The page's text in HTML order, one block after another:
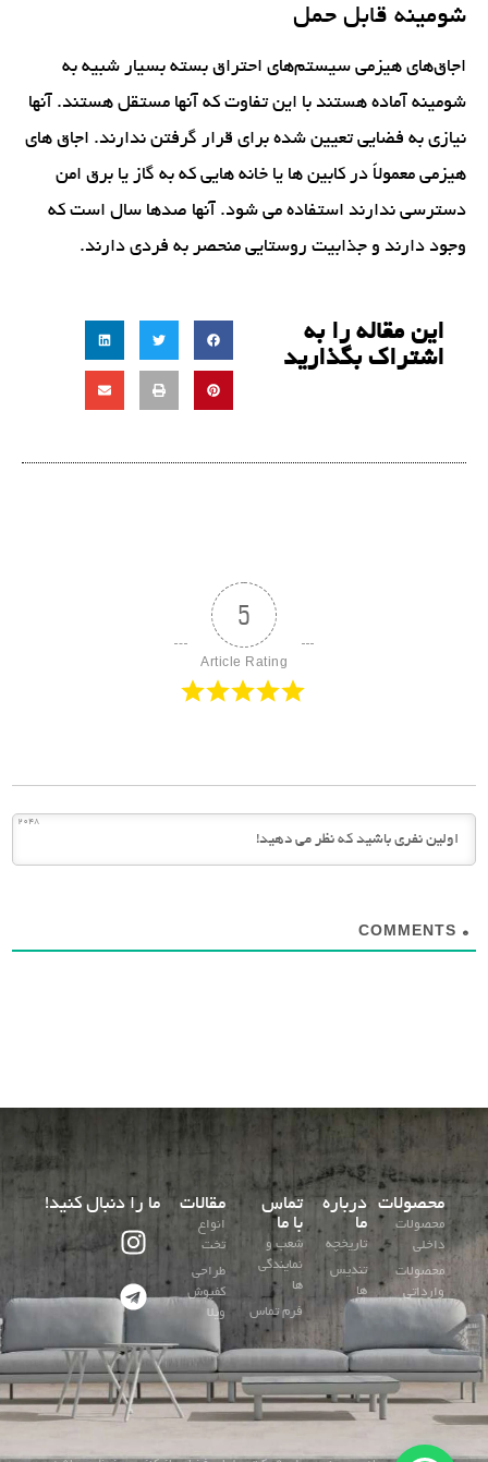
شومینه قابل حمل
اجاق‌های هیزمی سیستم‌های احتراق بسته بسیار شبیه به
شومینه آماده هستند با این تفاوت که آنها مستقل هستند. آنها
نیازی به فضایی تعیین شده برای قرار گرفتن ندارند. اجاق های
هیزمی معمولاً در کابین ها یا خانه هایی که به گاز یا برق امن
دسترسی ندارند استفاده می شود. آنها صدها سال است که
وجود دارند و جذابیت روستایی منحصر به فردی دارند.
این مقاله را به
اشتراک بگذارید
5
Article Rating
2048
0
محصولات
محصولات
داخلی
محصولات
وارداتی
درباره
ما
تاریخچه
تندیس
ها
تماس
با ما
شعب و
نمایندگی
ها
فرم تماس
مقالات
انواع
تخت
طراحی
کفپوش
ویلا
ما را دنبال کنید!